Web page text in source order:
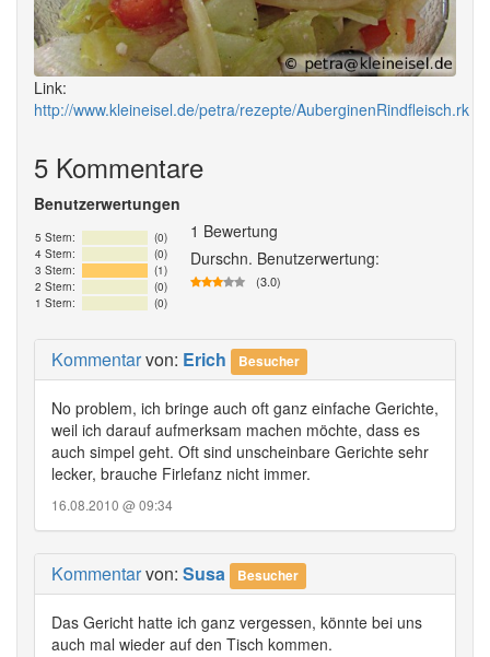
Link:
http://www.kleineisel.de/petra/rezepte/AuberginenRindfleisch.rk
5 Kommentare
Benutzerwertungen
5 Stern:
(0)
4 Stern:
(0)
3 Stern:
(1)
2 Stern:
(0)
1 Stern:
(0)
1 Bewertung
Durschn. Benutzerwertung:
(3.0)
Kommentarvon: Erich Besucher
No problem, ich bringe auch oft ganz einfache Gerichte,
weil ich darauf aufmerksam machen möchte, dass es
auch simpel geht. Oft sind unscheinbare Gerichte sehr
lecker, brauche Firlefanz nicht immer.
16.08.2010 @ 09:34
Kommentarvon: Susa Besucher
Das Gericht hatte ich ganz vergessen, könnte bei uns
auch mal wieder auf den Tisch kommen.